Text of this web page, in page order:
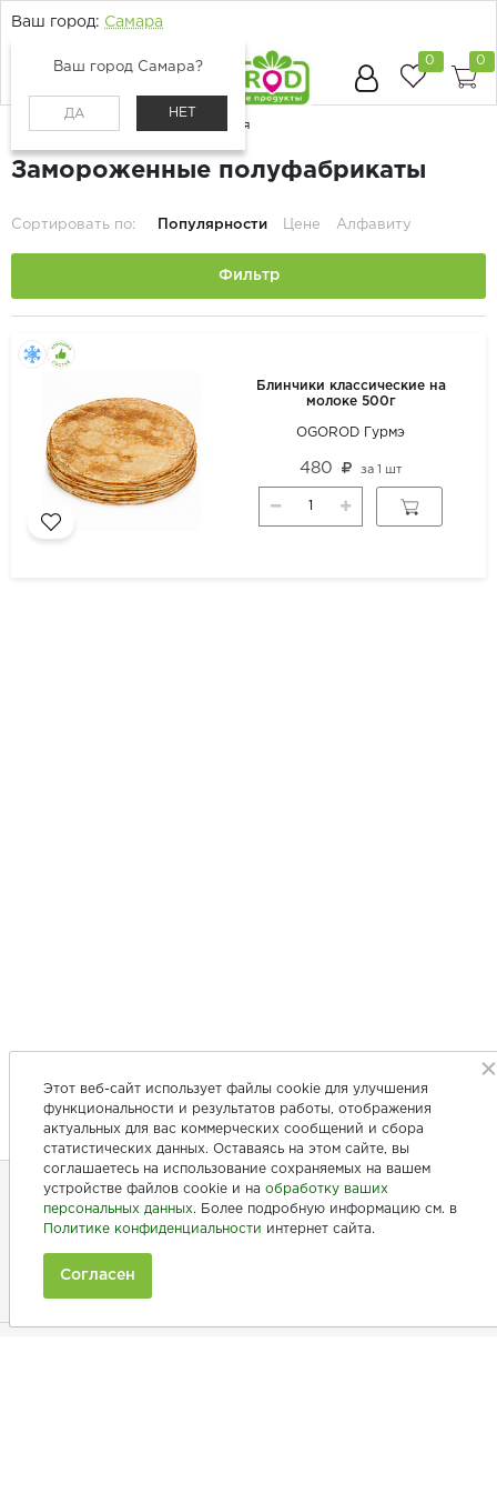
Ваш город: Самара
Ваш город Самара?
ДА НЕТ
0 0
Хлеб и кулинария
Замороженные полуфабрикаты
Сортировать по: Популярности Цене Алфавиту
Фильтр
Блинчики классические на
молоке 500г
OGOROD Гурмэ
480 за 1 шт
+7 (846) 275-20-10
+7 (902) 375-20-10
Этот веб-сайт использует файлы cookie для улучшения
функциональности и результатов работы, отображения
актуальных для вас коммерческих сообщений и сбора
статистических данных. Оставаясь на этом сайте, вы
соглашаетесь на использование сохраняемых на вашем
устройстве файлов cookie и на обработку ваших
персональных данных. Более подробную информацию см. в
Политике конфиденциальности интернет сайта.
Согласен